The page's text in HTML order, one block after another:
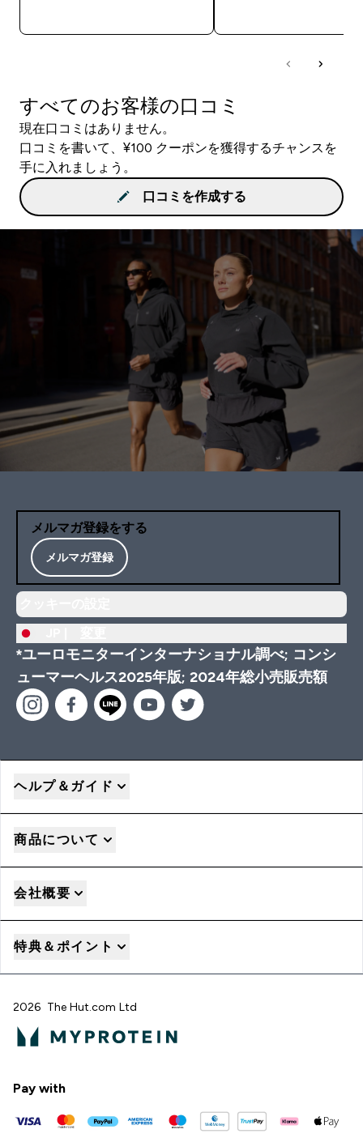
すべてのお客様の口コミ
現在口コミはありません。
口コミを書いて、¥100 クーポンを獲得するチャンスを
手に入れましょう。
口コミを作成する
メルマガ登録をする
メルマガ登録
*ユーロモニターインターナショナル調べ; コンシ
ューマーヘルス2025年版; 2024年総小売販売額
ヘルプ＆ガイド
商品について
会社概要
特典＆ポイント
2026 The Hut.com Ltd
Pay with